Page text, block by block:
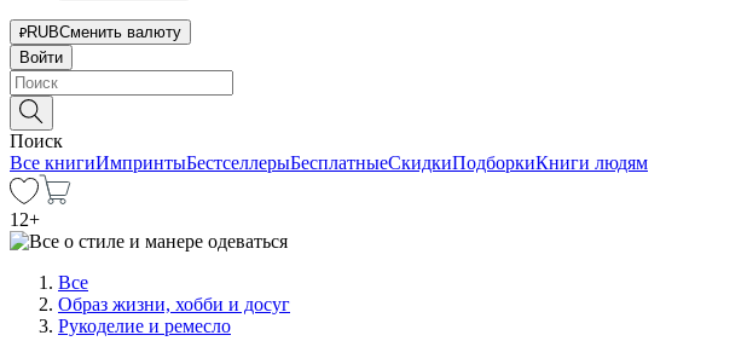
RUBСменить валюту
Войти
Поиск
Все книгиИмпринтыБестселлерыБесплатныеСкидкиПодборкиКниги людям
12+
Все
Образ жизни, хобби и досуг
Рукоделие и ремесло